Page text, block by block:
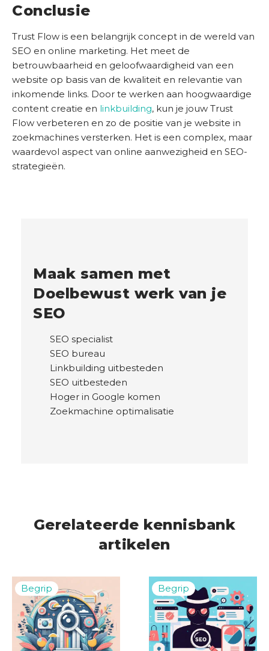
Conclusie
Trust Flow is een belangrijk concept in de wereld van
SEO en online marketing. Het meet de
betrouwbaarheid en geloofwaardigheid van een
website op basis van de kwaliteit en relevantie van
inkomende links. Door te werken aan hoogwaardige
content creatie en linkbuilding, kun je jouw Trust
Flow verbeteren en zo de positie van je website in
zoekmachines versterken. Het is een complex, maar
waardevol aspect van online aanwezigheid en SEO-
strategieën.
Gerelateerde kennisbank
artikelen
Maak samen met
Doelbewust werk van je
SEO
SEO specialist
SEO bureau
Linkbuilding uitbesteden
SEO uitbesteden
Hoger in Google komen
Zoekmachine optimalisatie